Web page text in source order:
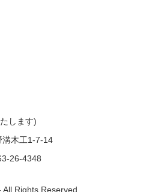
します)
溝木工1-7-14
26-4348
Rights Reserved.